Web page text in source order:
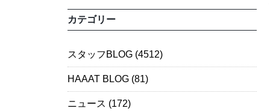
カテゴリー
スタッフBLOG (4512)
HAAAT BLOG (81)
ニュース (172)